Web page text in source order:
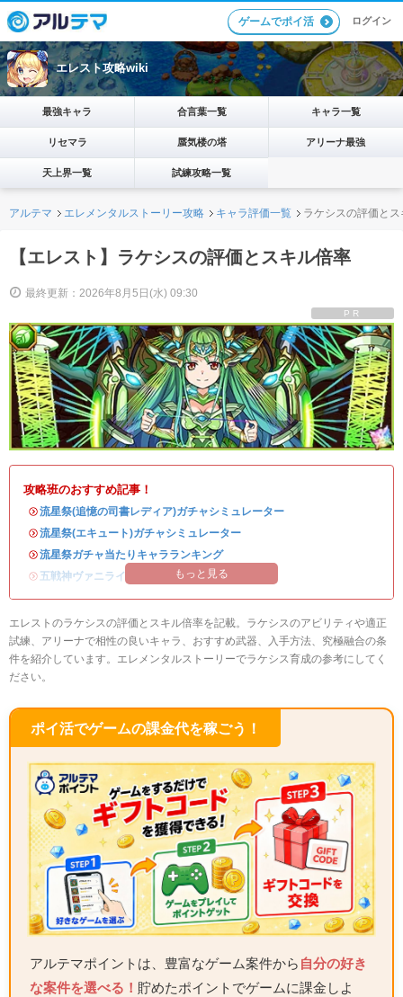
ゲームでポイ活 ログイン
エレスト攻略wiki
最強キャラ 合言葉一覧 キャラ一覧
リセマラ 蜃気楼の塔 アリーナ最強
天上界一覧 試練攻略一覧
アルテマ エレメンタルストーリー攻略 キャラ評価一覧 ラケシスの評価と
【エレスト】ラケシスの評価とスキル倍率
最終更新：2026年8月5日(水) 09:30
PR
攻略班のおすすめ記事！
・流星祭(追憶の司書レディア)ガチャシミュレーター
・流星祭(エキュート)ガチャシミュレーター
・流星祭ガチャ当たりキャラランキング
・ 五戦神ヴァニライベントまとめもっと見る
エレストのラケシスの評価とスキル倍率を記載。ラケシスのアビリティや適正
試練、アリーナで相性の良いキャラ、おすすめ武器、入手方法、究極融合の条
件を紹介しています。エレメンタルストーリーでラケシス育成の参考にしてく
ださい。
ポイ活でゲームの課金代を稼ごう！
アルテマポイントは、豊富なゲーム案件から 自分の好き
な案件を選べる！ 貯めたポイントでゲームに課金しよ